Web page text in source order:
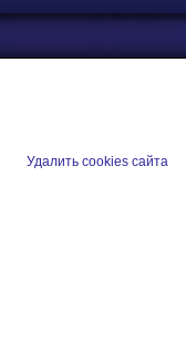
Удалить cookies сайта